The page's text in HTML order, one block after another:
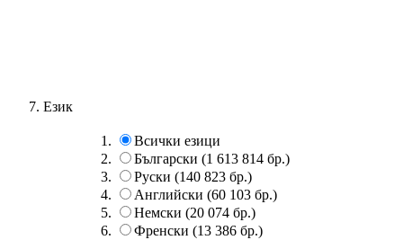
Език
Всички езици
Български (1 613 814 бр.)
Руски (140 823 бр.)
Английски (60 103 бр.)
Немски (20 074 бр.)
Френски (13 386 бр.)